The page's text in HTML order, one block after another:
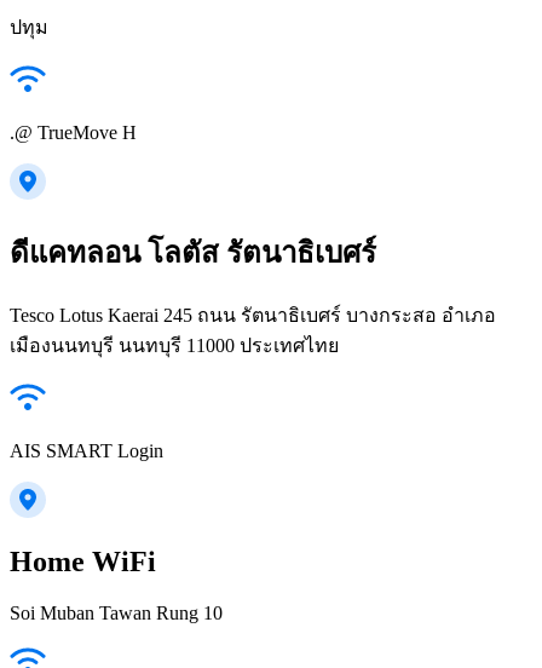
ปทุม
.@ TrueMove H
ดีแคทลอน โลตัส รัตนาธิเบศร์
Tesco Lotus Kaerai 245 ถนน รัตนาธิเบศร์ บางกระสอ อำเภอ
เมืองนนทบุรี นนทบุรี 11000 ประเทศไทย
AIS SMART Login
Home WiFi
Soi Muban Tawan Rung 10